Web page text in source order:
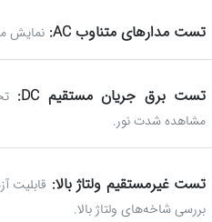
تست مدارهای متناوب AC: نمایش
تست برق جریان مستقیم DC:
مشاهده شدت نور.
تست غیرمستقیم ولتاژ بالا:
بررسی شاخه‌های ولتاژ بالا.